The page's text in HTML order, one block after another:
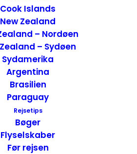
Cook Islands
New Zealand
– Nordøen
– Sydøen
Sydamerika
Argentina
Brasilien
Paraguay
Rejsetips
Bøger
Flyselskaber
Før rejsen
Farm Inn and Spa –
- Øst